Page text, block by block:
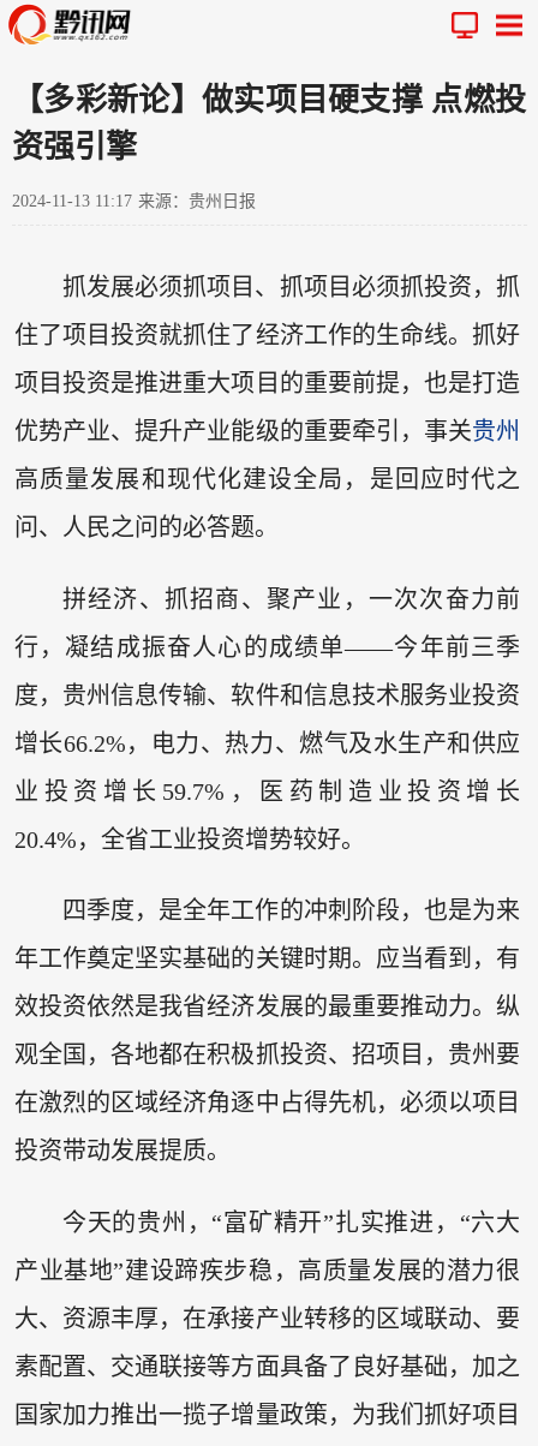
【多彩新论】做实项目硬支撑 点燃投
资强引擎
2024-11-13 11:17 来源：贵州日报
抓发展必须抓项目、抓项目必须抓投资，抓
住了项目投资就抓住了经济工作的生命线。抓好
项目投资是推进重大项目的重要前提，也是打造
优势产业、提升产业能级的重要牵引，事关贵州
高质量发展和现代化建设全局，是回应时代之
问、人民之问的必答题。
拼经济、抓招商、聚产业，一次次奋力前
行，凝结成振奋人心的成绩单——今年前三季
度，贵州信息传输、软件和信息技术服务业投资
增长66.2%，电力、热力、燃气及水生产和供应
业投资增长59.7%，医药制造业投资增长
20.4%，全省工业投资增势较好。
四季度，是全年工作的冲刺阶段，也是为来
年工作奠定坚实基础的关键时期。应当看到，有
效投资依然是我省经济发展的最重要推动力。纵
观全国，各地都在积极抓投资、招项目，贵州要
在激烈的区域经济角逐中占得先机，必须以项目
投资带动发展提质。
今天的贵州，“富矿精开”扎实推进，“六大
产业基地”建设蹄疾步稳，高质量发展的潜力很
大、资源丰厚，在承接产业转移的区域联动、要
素配置、交通联接等方面具备了良好基础，加之
国家加力推出一揽子增量政策，为我们抓好项目